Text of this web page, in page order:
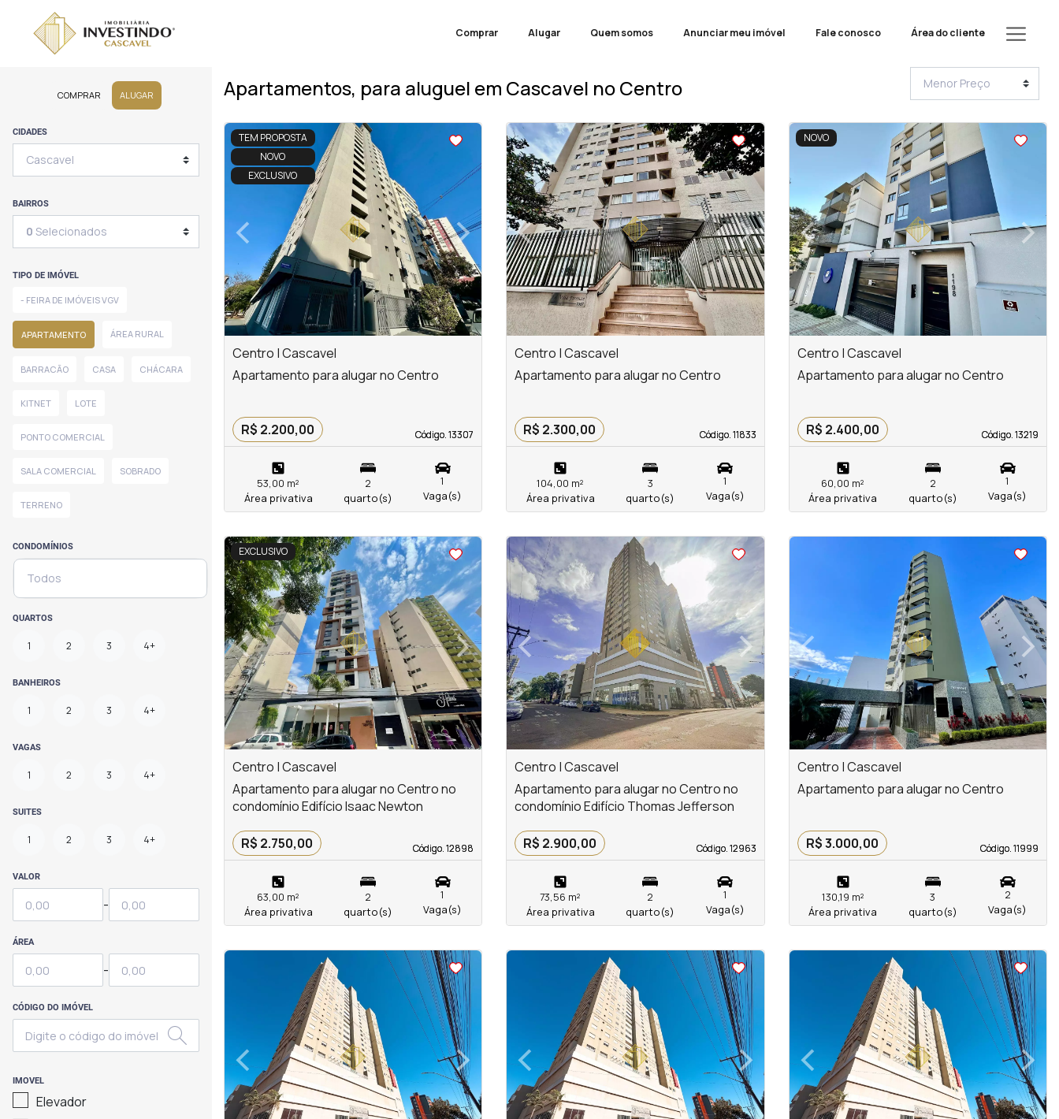
Comprar Alugar Quem somos Anunciar meu imóvel Fale conosco Área do cliente
COMPRAR ALUGAR
CIDADES
BAIRROS
0 Selecionados
TIPO DE IMÓVEL
- FEIRA DE IMÓVEIS VGV
APARTAMENTO ÁREA RURAL
BARRACÃO CASA CHÁCARA
KITNET LOTE
PONTO COMERCIAL
SALA COMERCIAL SOBRADO
TERRENO
CONDOMÍNIOS
Todos
QUARTOS
1 2 3 4+
BANHEIROS
1 2 3 4+
VAGAS
1 2 3 4+
SUITES
1 2 3 4+
VALOR
-
ÁREA
-
CÓDIGO DO IMÓVEL
IMOVEL
Elevador
Apartamentos, para aluguel em Cascavel no Centro
TEM PROPOSTA
NOVO
EXCLUSIVO
<<<<
‹Previous ›
Next
Centro | Cascavel
Código. 13307
Código. 13307
Apartamento para alugar no Centro
R$ 2.200,00
53,00 m²
Área privativa
2
quarto(s)
1
Vaga(s)
<< <
‹Previous ›
Next
Centro | Cascavel
Código. 11833
Código. 11833
Apartamento para alugar no Centro
R$ 2.300,00
104,00 m²
Área privativa
3
quarto(s)
1
Vaga(s)
NOVO
<<<<
‹Previous ›
Next
Centro | Cascavel
Código. 13219
Código. 13219
Apartamento para alugar no Centro
R$ 2.400,00
60,00 m²
Área privativa
2
quarto(s)
1
Vaga(s)
EXCLUSIVO
<<<<
‹Previous ›
Next
Centro | Cascavel
Código. 12898
Código. 12898
Apartamento para alugar no Centro no
condomínio Edifício Isaac Newton
R$ 2.750,00
63,00 m²
Área privativa
2
quarto(s)
1
Vaga(s)
< <<<
‹Previous ›
Next
Centro | Cascavel
Código. 12963
Código. 12963
Apartamento para alugar no Centro no
condomínio Edifício Thomas Jefferson
R$ 2.900,00
73,56 m²
Área privativa
2
quarto(s)
1
Vaga(s)
<
‹Previous ›
Next
Centro | Cascavel
Código. 11999
Código. 11999
Apartamento para alugar no Centro
R$ 3.000,00
130,19 m²
Área privativa
3
quarto(s)
2
Vaga(s)
<
‹Previous ›
Next
<
‹Previous ›
Next
<
‹Previous ›
Next